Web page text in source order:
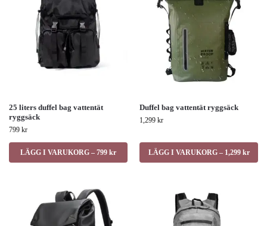
25 liters duffel bag vattentät
ryggsäck
799 kr
LÄGG I VARUKORG – 799 kr
Duffel bag vattentät ryggsäck
1,299 kr
LÄGG I VARUKORG – 1,299 kr